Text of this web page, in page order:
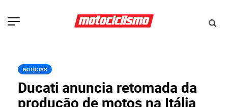
NOTÍCIAS
Ducati anuncia retomada da
produção de motos na Itália